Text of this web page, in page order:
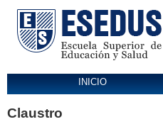
INICIO
Claustro